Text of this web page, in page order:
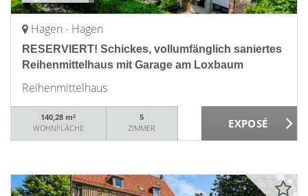
Hagen - Hagen
RESERVIERT! Schickes, vollumfänglich saniertes
Reihenmittelhaus mit Garage am Loxbaum
Reihenmittelhaus
140,28 m²
WOHNFLÄCHE
5
ZIMMER